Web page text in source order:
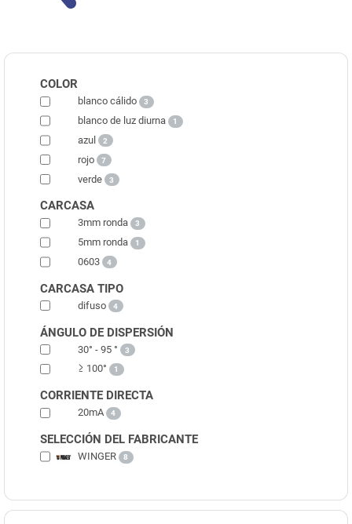
COLOR
blanco cálido 3
blanco de luz diurna 1
azul 2
rojo 7
verde 3
CARCASA
3mm ronda 3
5mm ronda 1
0603 4
CARCASA TIPO
difuso 4
ÁNGULO DE DISPERSIÓN
30° - 95 ° 3
≥ 100° 1
CORRIENTE DIRECTA
20mA 4
SELECCIÓN DEL FABRICANTE
WINGER 8